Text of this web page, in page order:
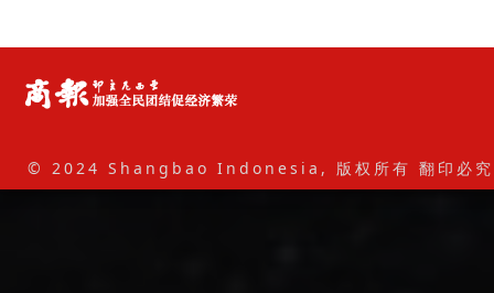
© 2024 Shangbao Indonesia, 版权所有 翻印必